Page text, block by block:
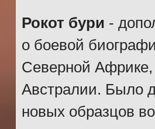
Рокот бури -
о боевой
Северной
Австралии. Было
новых образцов